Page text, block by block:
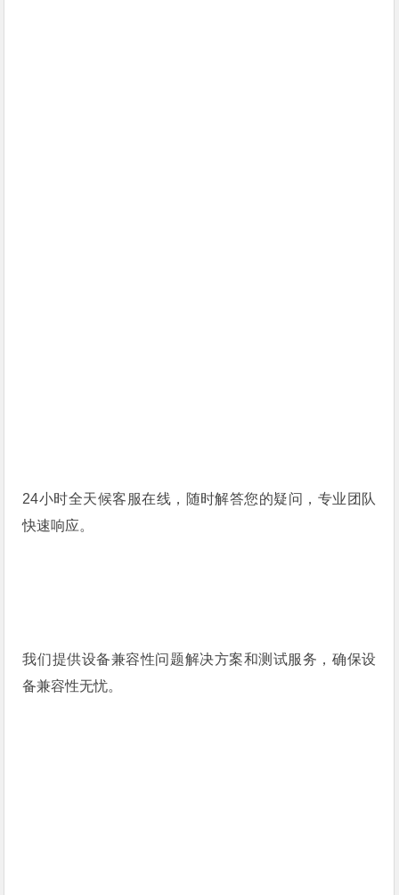
24小时全天候客服在线，随时解答您的疑问，专业团队
快速响应。
我们提供设备兼容性问题解决方案和测试服务，确保设
备兼容性无忧。